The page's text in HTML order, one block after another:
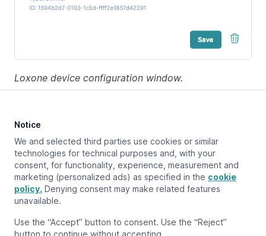
Loxone device configuration window.
Aggiornato a:
Pagina precedente
Collegarsi a Loxone
Pagina successiva
Dispositivi Loxone supportati
Notice
We and selected third parties use cookies or similar
technologies for technical purposes and, with your
consent, for functionality, experience, measurement and
marketing (personalized ads) as specified in the cookie
policy. Denying consent may make related features
unavailable.
Use the “Accept” button to consent. Use the “Reject”
button to continue without accepting.